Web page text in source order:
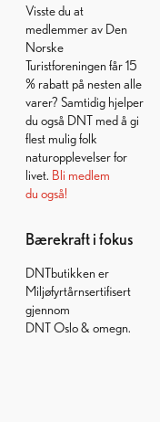
Visste du at
medlemmer av Den
Norske
Turistforeningen får 15
% rabatt på nesten alle
varer? Samtidig hjelper
du også DNT med å gi
flest mulig folk
naturopplevelser for
livet. Bli medlem
du også!
Bærekraft i fokus
DNTbutikken er
Miljøfyrtårnsertifisert
gjennom
DNT Oslo & omegn.